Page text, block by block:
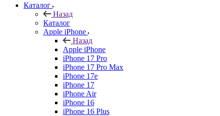
Каталог
Назад
Каталог
Apple iPhone
Назад
Apple iPhone
iPhone 17 Pro
iPhone 17 Pro Max
iPhone 17e
iPhone 17
iPhone Air
iPhone 16
iPhone 16 Plus